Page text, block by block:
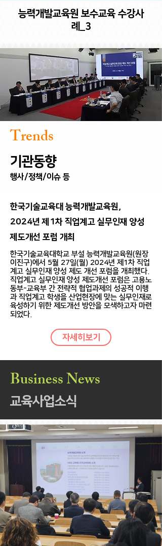
능력개발교육원 보수교육 수강사
례_3
Trends
​기관동향
행사/정책/이슈 등
한국기술교육대 능력개발교육원,
2024년 제1차 직업계고 실무인재 양성
제도개선 포럼 개최
한국기술교육대학교 부설 능력개발교육원(원장
이진구)에서 5월 27일(월) 2024년 제1차 직업
계고 실무인재 양성 제도 개선 포럼을 개최했다.
직업계고 실무인재 양성 제도개선 포럼은 고용노
동부-교육부 간 전략적 협업과제의 성공적 이행
과 직업계고 학생을 산업현장에 맞는 실무인재로
육성하기 위한 제도개선 방안을 모색하고자 마련
되었다.
자세히보기
Business News
교육사업소식